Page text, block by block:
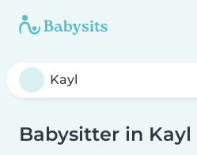
Babysitter in Kayl